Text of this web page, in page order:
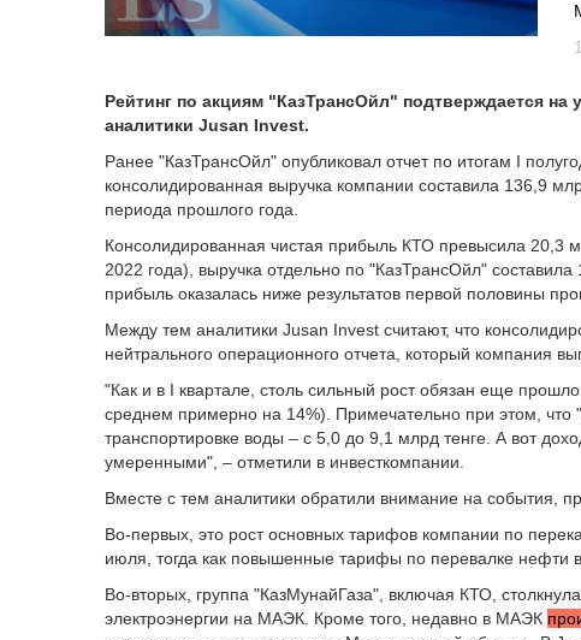
Рейтинг по акциям "КазТрансОйл" подтверждается на
аналитики Jusan Invest.
Ранее "КазТрансОйл" опубликовал отчет по итогам I
консолидированная выручка компании составила 136,9
периода прошлого года.
Консолидированная чистая прибыль КТО превысила 20,3
2022 года), выручка отдельно по "КазТрансОйл"
прибыль оказалась ниже результатов первой половины
Между тем аналитики Jusan Invest считают, что
нейтрального операционного отчета, который компания
"Как и в I квартале, столь сильный рост обязан еще
среднем примерно на 14%). Примечательно при этом, что
транспортировке воды – с 5,0 до 9,1 млрд тенге. А вот
умеренными", – отметили в инвесткомпании.
Вместе с тем аналитики обратили внимание на события,
Во-первых, это рост основных тарифов компании по
июля, тогда как повышенные тарифы по перевалке нефти
Во-вторых, группа "КазМунайГаза", включая КТО,
электроэнергии на МАЭК. Кроме того, недавно в МАЭК